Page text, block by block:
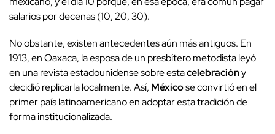
salarios por decenas (10, 20, 30).
No obstante, existen antecedentes aún más antiguos. En
1913, en Oaxaca, la esposa de un presbítero metodista leyó
en una revista estadounidense sobre estacelebracióny
decidió replicarla localmente. Así, Méxicose convirtió en el
primer país latinoamericano en adoptar esta tradición de
forma institucionalizada.